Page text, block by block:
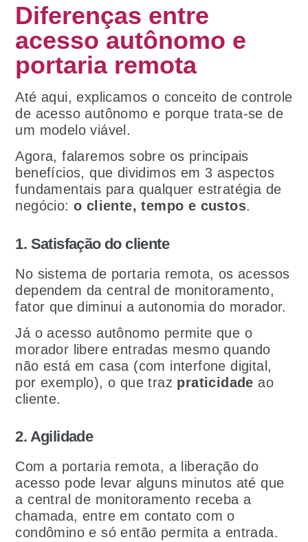
Diferenças entre
acesso autônomo e
portaria remota
Até aqui, explicamos o conceito de controle
de acesso autônomo e porque trata-se de
um modelo viável.
Agora, falaremos sobre os principais
benefícios, que dividimos em 3 aspectos
fundamentais para qualquer estratégia de
negócio: o cliente, tempo e custos.
1. Satisfação do cliente
No sistema de portaria remota, os acessos
dependem da central de monitoramento,
fator que diminui a autonomia do morador.
Já o acesso autônomo permite que o
morador libere entradas mesmo quando
não está em casa (com interfone digital,
por exemplo), o que traz praticidade ao
cliente.
2. Agilidade
Com a portaria remota, a liberação do
acesso pode levar alguns minutos até que
a central de monitoramento receba a
chamada, entre em contato com o
condômino e só então permita a entrada.